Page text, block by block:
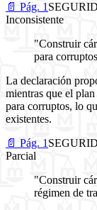
📄 Pág. 1
Inconsistente
"Construir
para
La declaración
mientras que el
para corruptos, lo
existentes.
📄 Pág. 1
Parcial
"Construir
régimen de